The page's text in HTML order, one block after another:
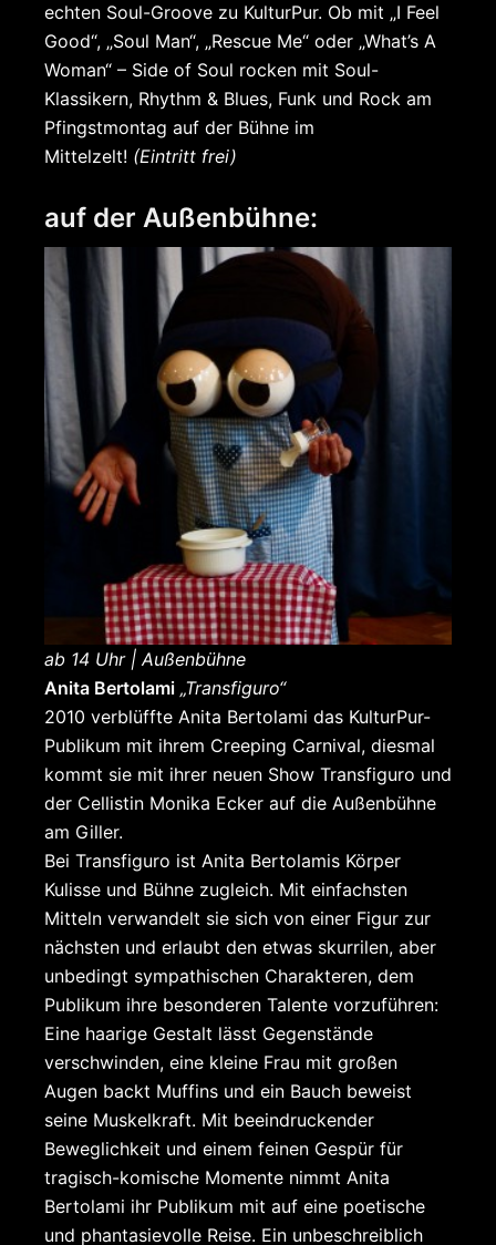
echten Soul-Groove zu KulturPur. Ob mit „I Feel
Good“, „Soul Man“, „Rescue Me“ oder „What’s A
Woman“ – Side of Soul rocken mit Soul-
Klassikern, Rhythm & Blues, Funk und Rock am
Pfingstmontag auf der Bühne im
Mittelzelt! (Eintritt frei)
auf der Außenbühne:
ab 14 Uhr | Außenbühne
Anita Bertolami „Transfiguro“
2010 verblüffte Anita Bertolami das KulturPur-
Publikum mit ihrem Creeping Carnival, diesmal
kommt sie mit ihrer neuen Show Transfiguro und
der Cellistin Monika Ecker auf die Außenbühne
am Giller.
Bei Transfiguro ist Anita Bertolamis Körper
Kulisse und Bühne zugleich. Mit einfachsten
Mitteln verwandelt sie sich von einer Figur zur
nächsten und erlaubt den etwas skurrilen, aber
unbedingt sympathischen Charakteren, dem
Publikum ihre besonderen Talente vorzuführen:
Eine haarige Gestalt lässt Gegenstände
verschwinden, eine kleine Frau mit großen
Augen backt Muffins und ein Bauch beweist
seine Muskelkraft. Mit beeindruckender
Beweglichkeit und einem feinen Gespür für
tragisch-komische Momente nimmt Anita
Bertolami ihr Publikum mit auf eine poetische
und phantasievolle Reise. Ein unbeschreiblich